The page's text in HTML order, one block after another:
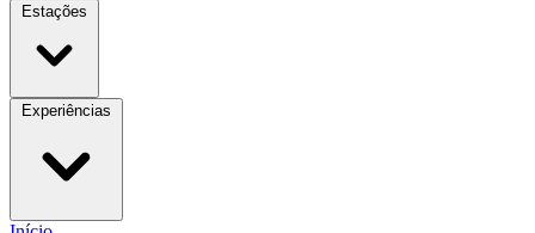
Estações
Experiências